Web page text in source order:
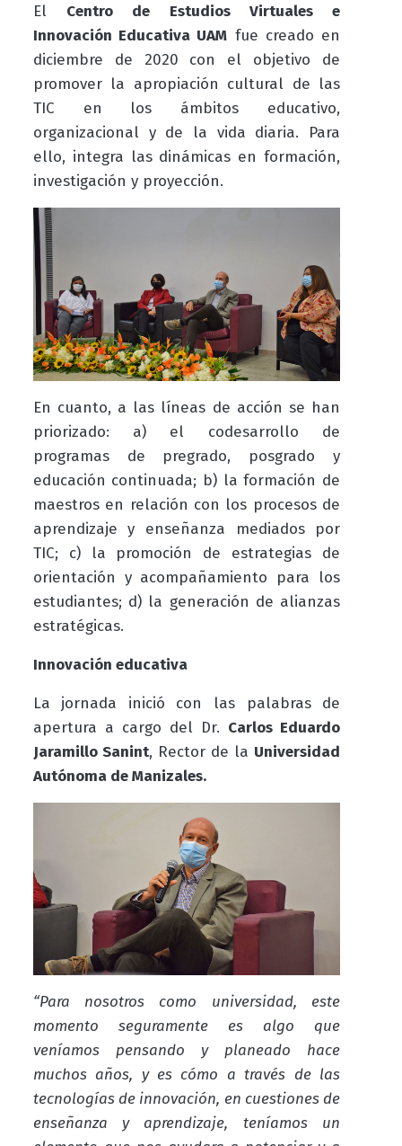
El Centro de Estudios Virtuales e
Innovación Educativa UAM fue creado en
diciembre de 2020 con el objetivo de
promover la apropiación cultural de las
TIC en los ámbitos educativo,
organizacional y de la vida diaria. Para
ello, integra las dinámicas en formación,
investigación y proyección.
En cuanto, a las líneas de acción se han
priorizado: a) el codesarrollo de
programas de pregrado, posgrado y
educación continuada; b) la formación de
maestros en relación con los procesos de
aprendizaje y enseñanza mediados por
TIC; c) la promoción de estrategias de
orientación y acompañamiento para los
estudiantes; d) la generación de alianzas
estratégicas.
Innovación educativa
La jornada inició con las palabras de
apertura a cargo del Dr. Carlos Eduardo
Jaramillo Sanint, Rector de la Universidad
Autónoma de Manizales.
“Para nosotros como universidad, este
momento seguramente es algo que
veníamos pensando y planeado hace
muchos años, y es cómo a través de las
tecnologías de innovación, en cuestiones de
enseñanza y aprendizaje, teníamos un